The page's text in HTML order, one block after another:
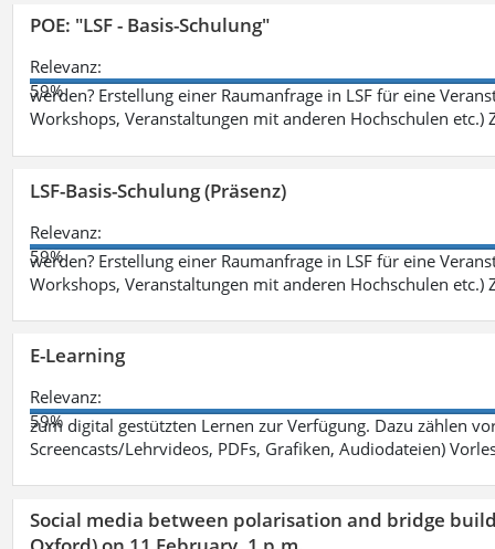
POE: "LSF - Basis-Schulung"
Relevanz:
59%
werden? Erstellung einer Raumanfrage in LSF für eine
Workshops, Veranstaltungen mit anderen Hochschulen etc.)
LSF-Basis-Schulung (Präsenz)
Relevanz:
59%
werden? Erstellung einer Raumanfrage in LSF für eine
Workshops, Veranstaltungen mit anderen Hochschulen etc.)
E-Learning
Relevanz:
59%
zum digital gestützten Lernen zur Verfügung. Dazu zählen
Screencasts/Lehrvideos, PDFs, Grafiken, Audiodateien)
Social media between polarisation and bridge